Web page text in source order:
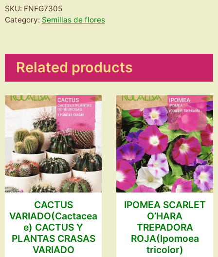
HÍBRIDA
SKU: FNFG7305
Category: Semillas de flores
Related products
CACTUS
VARIADO(Cactacea
e) CACTUS Y
PLANTAS CRASAS
VARIADO
IPOMEA SCARLET
O’HARA
TREPADORA
ROJA(Ipomoea
tricolor)